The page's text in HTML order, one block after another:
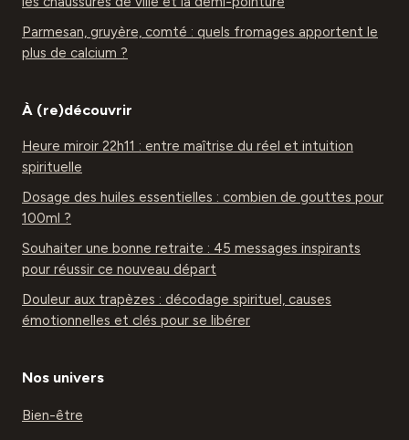
Parmesan, gruyère, comté : quels fromages apportent le
plus de calcium ?
À (re)découvrir
Heure miroir 22h11 : entre maîtrise du réel et intuition
spirituelle
Dosage des huiles essentielles : combien de gouttes pour
100ml ?
Souhaiter une bonne retraite : 45 messages inspirants
pour réussir ce nouveau départ
Douleur aux trapèzes : décodage spirituel, causes
émotionnelles et clés pour se libérer
Nos univers
Bien-être